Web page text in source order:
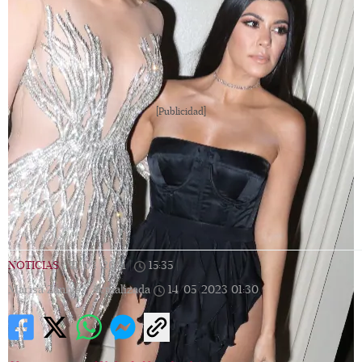
[Publicidad]
NOTICIAS | 11/03/2021 | 15:35
Marisa Zannie | Actualizada 14/05/2023 01:30